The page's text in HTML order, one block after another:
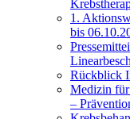
1.
bis
Rückblick
Medizin für
–